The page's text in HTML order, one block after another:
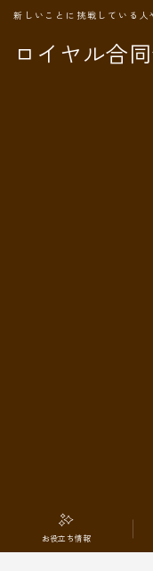
ロイヤル合
新しいことに挑戦している
MENU
お役立ち情報